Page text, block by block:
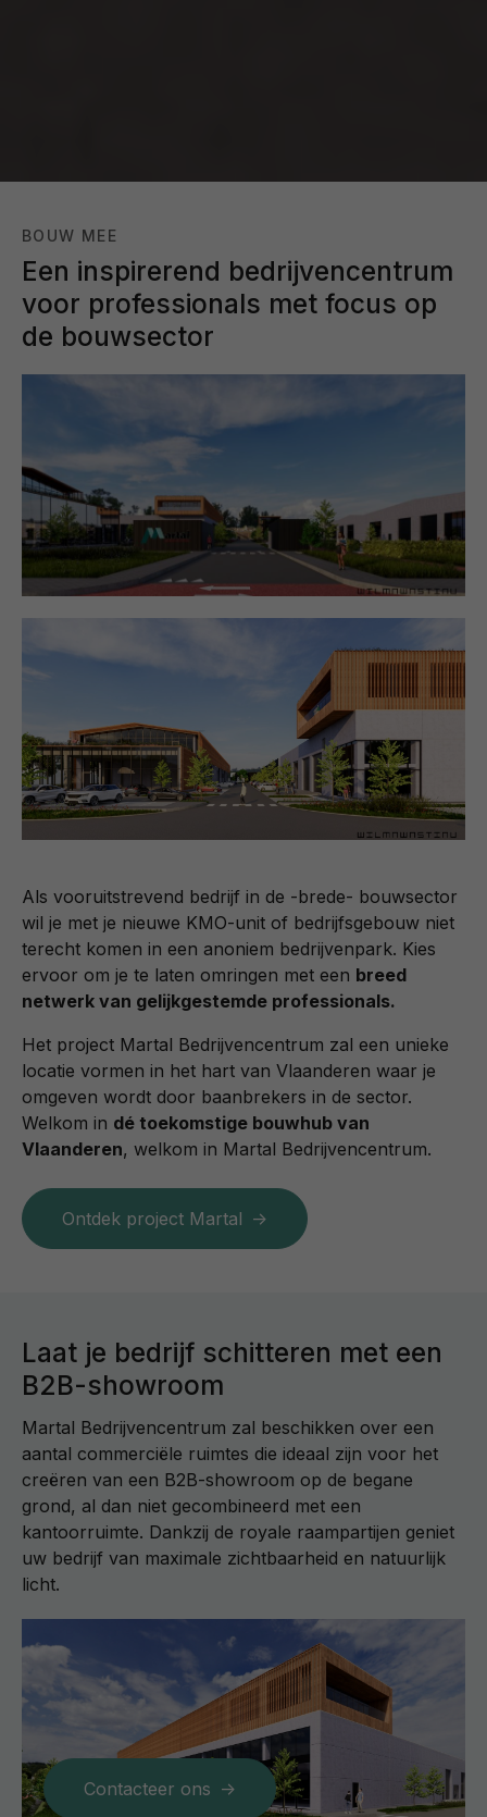
BOUW MEE
Een inspirerend bedrijvencentrum
voor professionals met focus op
de bouwsector
Als vooruitstrevend bedrijf in de -brede- bouwsector
wil je met je nieuwe KMO-unit of bedrijfsgebouw niet
terecht komen in een anoniem bedrijvenpark. Kies
ervoor om je te laten omringen met een breed
netwerk van gelijkgestemde professionals.
Het project Martal Bedrijvencentrum zal een unieke
locatie vormen in het hart van Vlaanderen waar je
omgeven wordt door baanbrekers in de sector.
Welkom in dé toekomstige bouwhub van
Vlaanderen, welkom in Martal Bedrijvencentrum.
Ontdek project Martal
Laat je bedrijf schitteren met een
B2B-showroom
Martal Bedrijvencentrum zal beschikken over een
aantal commerciële ruimtes die ideaal zijn voor het
creëren van een B2B-showroom op de begane
grond, al dan niet gecombineerd met een
kantoorruimte. Dankzij de royale raampartijen geniet
uw bedrijf van maximale zichtbaarheid en natuurlijk
licht.
Contacteer ons